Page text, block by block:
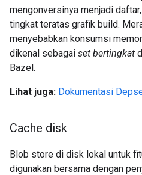
mengonversinya menjadi
tingkat teratas grafik build.
menyebabkan konsumsi
dikenal sebagai set bertingkat
Bazel.
Lihat juga: Dokumentasi
Cache disk
Blob store di disk lokal untuk
digunakan bersama dengan